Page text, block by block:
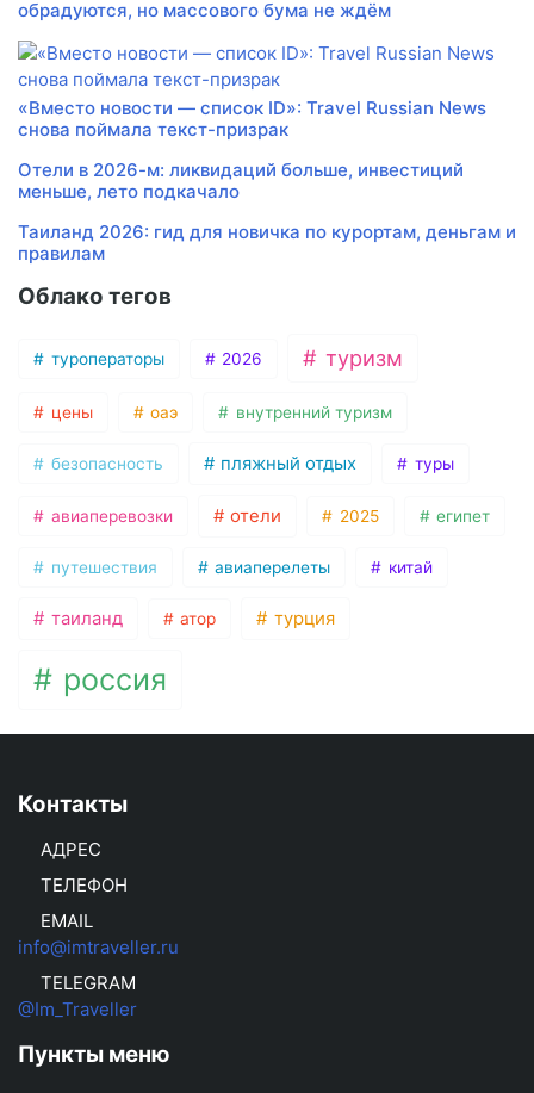
обрадуются, но массового бума не ждём
«Вместо новости — список ID»: Travel Russian News
снова поймала текст-призрак
Отели в 2026-м: ликвидаций больше, инвестиций
меньше, лето подкачало
Таиланд 2026: гид для новичка по курортам, деньгам и
правилам
Облако тегов
туроператоры 2026 туризм
цены оаэ внутренний туризм
безопасность пляжный отдых туры
авиаперевозки отели 2025 египет
путешествия авиаперелеты китай
таиланд атор турция
россия
Контакты
АДРЕС
ТЕЛЕФОН
EMAIL
info@imtraveller.ru
TELEGRAM
@Im_Traveller
Пункты меню